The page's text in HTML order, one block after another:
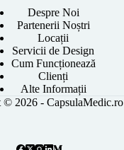
Despre Noi
Partenerii Noștri
Locații
Servicii de Design
Cum Funcționează
Clienți
Alte Informații
© 2026 - CapsulaMedic.ro